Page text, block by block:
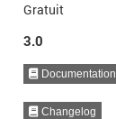
Gratuit
3.0
Documentation
Changelog